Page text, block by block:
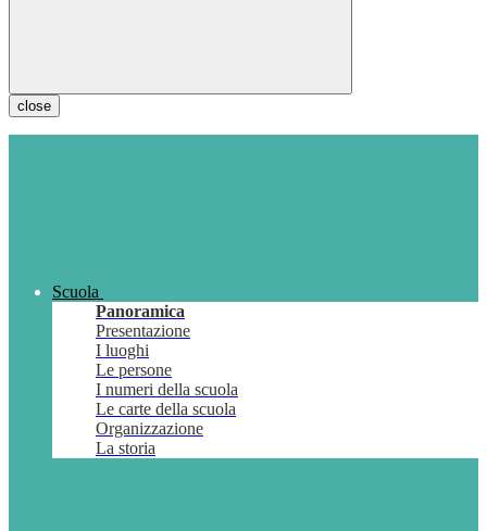
close
Scuola
Panoramica
Presentazione
I luoghi
Le persone
I numeri della scuola
Le carte della scuola
Organizzazione
La storia